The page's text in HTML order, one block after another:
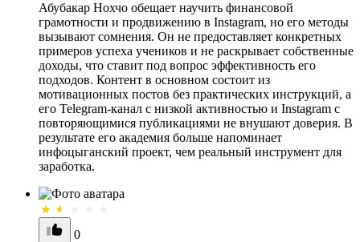
Абубакар Нохчо обещает научить финансовой
грамотности и продвижению в Instagram, но его методы
вызывают сомнения. Он не предоставляет конкретных
примеров успеха учеников и не раскрывает собственные
доходы, что ставит под вопрос эффективность его
подходов. Контент в основном состоит из
мотивационных постов без практических инструкций, а
его Telegram-канал с низкой активностью и Instagram с
повторяющимися публикациями не внушают доверия. В
результате его академия больше напоминает
инфоцыганский проект, чем реальный инструмент для
заработка.
0